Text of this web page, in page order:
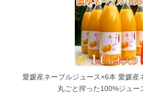
愛媛産ネーブルジュース×6本 愛媛産
丸ごと搾った100%ジュー